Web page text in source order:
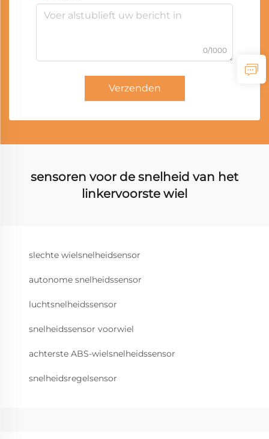
0/1000
Verzenden
sensoren voor de snelheid van het
linkervoorste wiel
slechte wielsnelheidsensor
autonome snelheidssensor
luchtsnelheidssensor
snelheidssensor voorwiel
achterste ABS-wielsnelheidssensor
snelheidsregelsensor